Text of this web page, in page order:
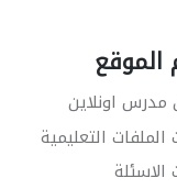
الموقع
مدرس اونلاين
التعليمية